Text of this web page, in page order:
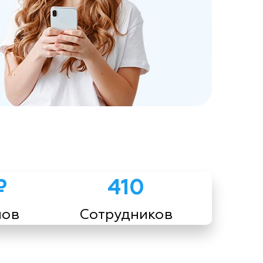
410
Сотрудников